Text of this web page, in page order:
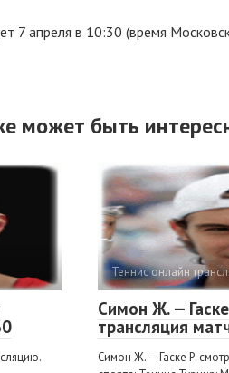
7 апреля в 10:30 (время
может быть
Теннис онлайн
Симон Ж. —
трансляция
Симон Ж. — Гаске Р.